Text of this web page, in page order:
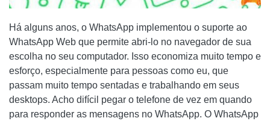
Há alguns anos, o WhatsApp implementou o suporte ao
WhatsApp Web que permite abri-lo no navegador de sua
escolha no seu computador. Isso economiza muito tempo e
esforço, especialmente para pessoas como eu, que
passam muito tempo sentadas e trabalhando em seus
desktops. Acho difícil pegar o telefone de vez em quando
para responder as mensagens no WhatsApp. O WhatsApp